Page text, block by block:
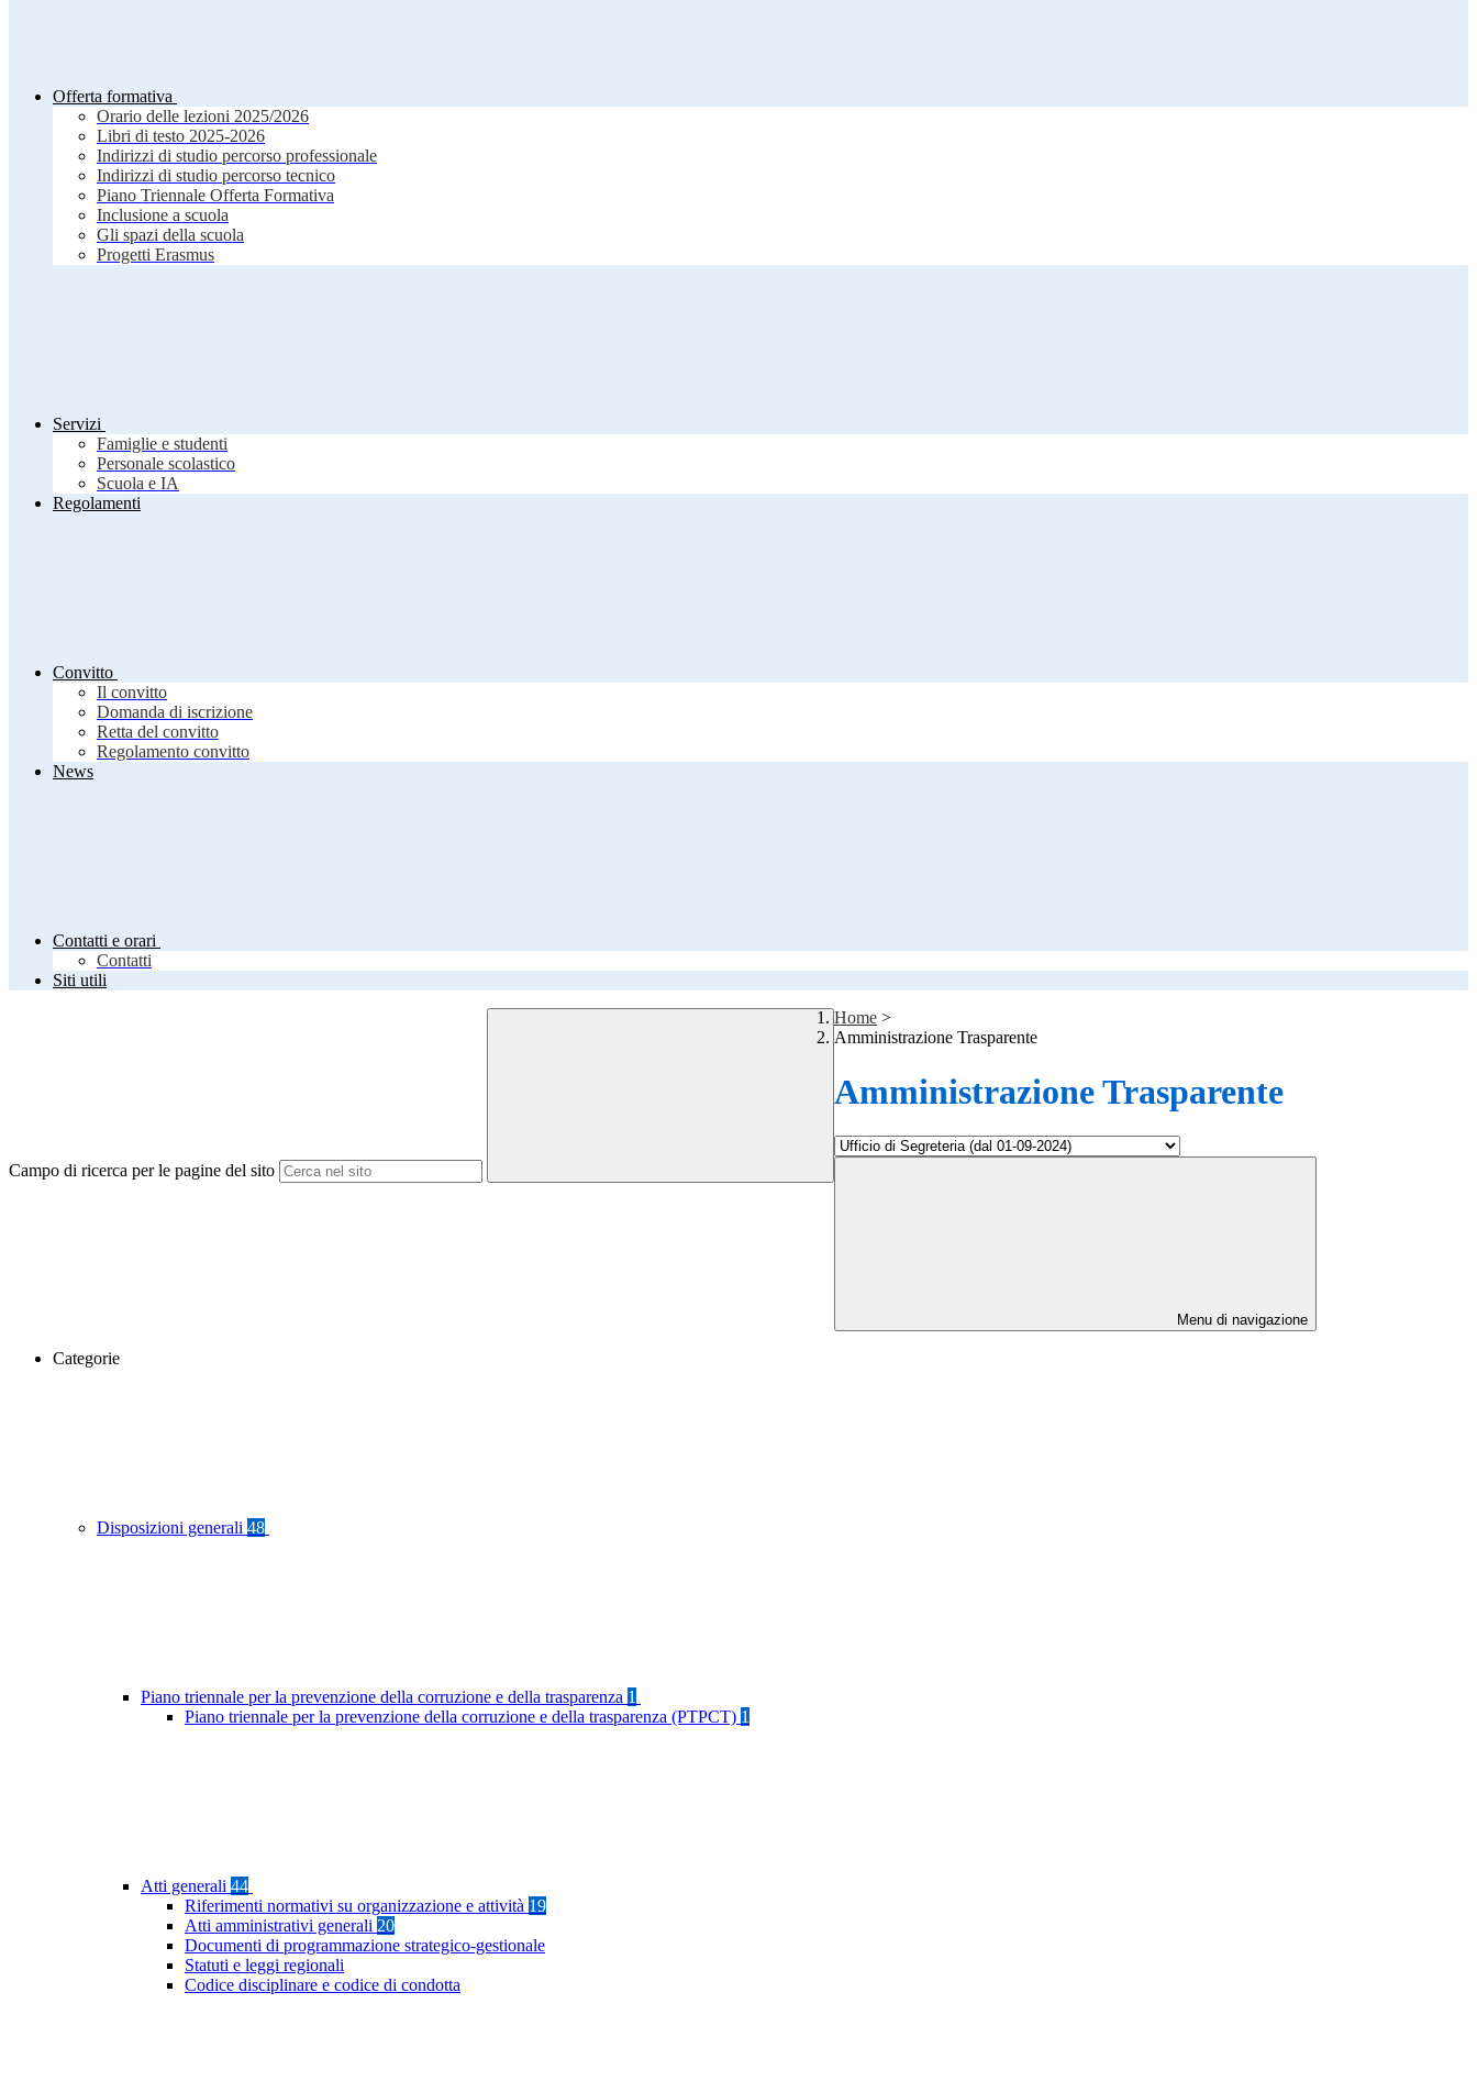
Offerta formativa
Orario delle lezioni 2025/2026
Libri di testo 2025-2026
Indirizzi di studio percorso professionale
Indirizzi di studio percorso tecnico
Piano Triennale Offerta Formativa
Inclusione a scuola
Gli spazi della scuola
Progetti Erasmus
Servizi
Famiglie e studenti
Personale scolastico
Scuola e IA
Regolamenti
Convitto
Il convitto
Domanda di iscrizione
Retta del convitto
Regolamento convitto
News
Contatti e orari
Contatti
Siti utili
Campo di ricerca per le pagine del sito
Home >
Amministrazione Trasparente
Amministrazione Trasparente
Menu di navigazione
Categorie
Disposizioni generali 48
Piano triennale per la prevenzione della corruzione e della trasparenza 1
Piano triennale per la prevenzione della corruzione e della trasparenza (PTPCT) 1
Atti generali 44
Riferimenti normativi su organizzazione e attività 19
Atti amministrativi generali 20
Documenti di programmazione strategico-gestionale
Statuti e leggi regionali
Codice disciplinare e codice di condotta